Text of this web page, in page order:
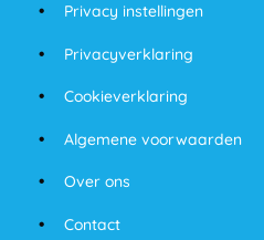
Privacy instellingen
Privacyverklaring
Cookieverklaring
Algemene voorwaarden
Over ons
Contact